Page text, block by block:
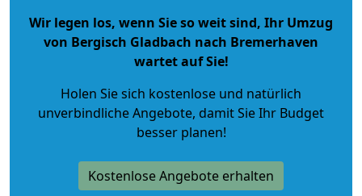
Wir legen los, wenn Sie so weit sind, Ihr Umzug
von Bergisch Gladbach nach Bremerhaven
wartet auf Sie!
Holen Sie sich kostenlose und natürlich
unverbindliche Angebote, damit Sie Ihr Budget
besser planen!
Kostenlose Angebote erhalten